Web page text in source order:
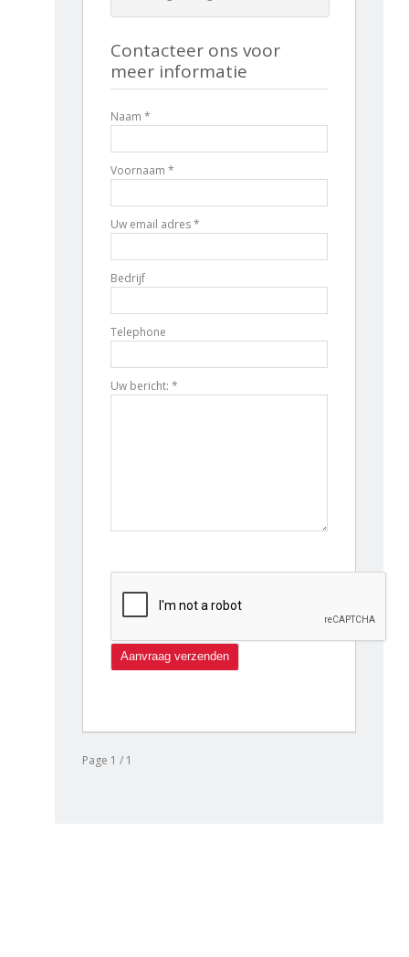
Contacteer ons voor
meer informatie
Naam *
Voornaam *
Uw email adres *
Bedrijf
Telephone
Uw bericht: *
Page 1 / 1